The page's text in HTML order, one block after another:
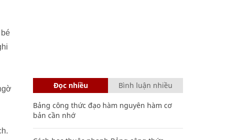
Đọc nhiều Bình luận nhiều
Bảng công thức đạo hàm nguyên hàm cơ
bản cần nhớ